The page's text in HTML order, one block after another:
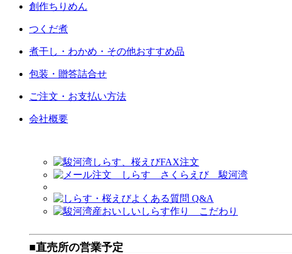
創作ちりめん
つくだ煮
煮干し・わかめ・その他おすすめ品
包装・贈答詰合せ
ご注文・お支払い方法
会社概要
■直売所の営業予定